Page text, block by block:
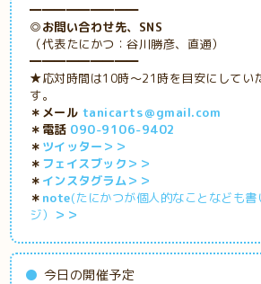
━━━━━━━━━
◎お問い合わせ先、SNS
（代表たにかつ：谷川勝彦、直通）
━━━━━━━━━
★応対時間は10時～21時を目安にしてい
す。
＊メール tanicarts＠gmail.com
＊電話 090-9106-9402
＊ ツイッター＞＞
＊ フェイスブック＞＞
＊ インスタグラム＞＞
＊ note(たにかつが個人的なことなども書
ジ）
＞＞
今日の開催予定